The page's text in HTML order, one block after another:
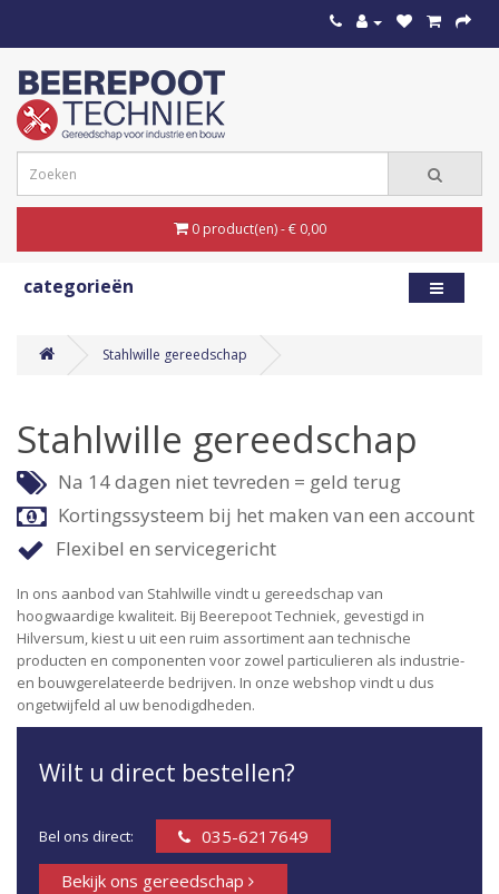
0 product(en) - € 0,00
categorieën
Stahlwille gereedschap
Stahlwille gereedschap
Na 14 dagen niet tevreden = geld terug
Kortingssysteem bij het maken van een account
Flexibel en servicegericht
In ons aanbod van Stahlwille vindt u gereedschap van
hoogwaardige kwaliteit. Bij Beerepoot Techniek, gevestigd in
Hilversum, kiest u uit een ruim assortiment aan technische
producten en componenten voor zowel particulieren als industrie-
en bouwgerelateerde bedrijven. In onze webshop vindt u dus
ongetwijfeld al uw benodigdheden.
Wilt u direct bestellen?
Bel ons direct:
035-6217649
Bekijk ons gereedschap